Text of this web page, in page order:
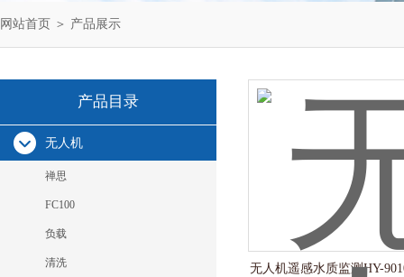
网站首页 ＞ 产品展示
产品目录
无人机
禅思
FC100
负载
清洗
无人机遥感水质监测HY-